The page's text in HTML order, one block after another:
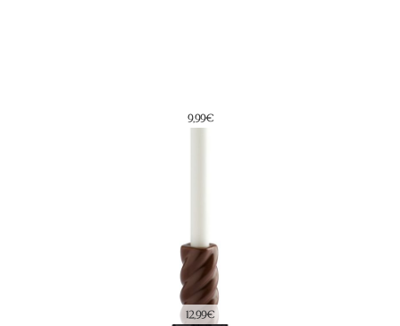
9,99€
12,99€